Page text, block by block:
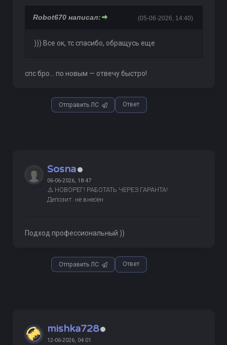
(05-06-2026, 14:40)
Robot670 написал:
))) Все ок, тс спасибо, обращусь еще
спс бро... по новым — отвечу быстро!
Отправить ЛС Ответ
Sosna
06-06-2026, 18:47
⚠️ НОВОРЕГ! РАБОТАТЬ ЧЕРЕЗ ГАРАНТА!
Депозит: не внесен
Подход профессиональный ))
Отправить ЛС Ответ
mishka728
12-06-2026, 04:01